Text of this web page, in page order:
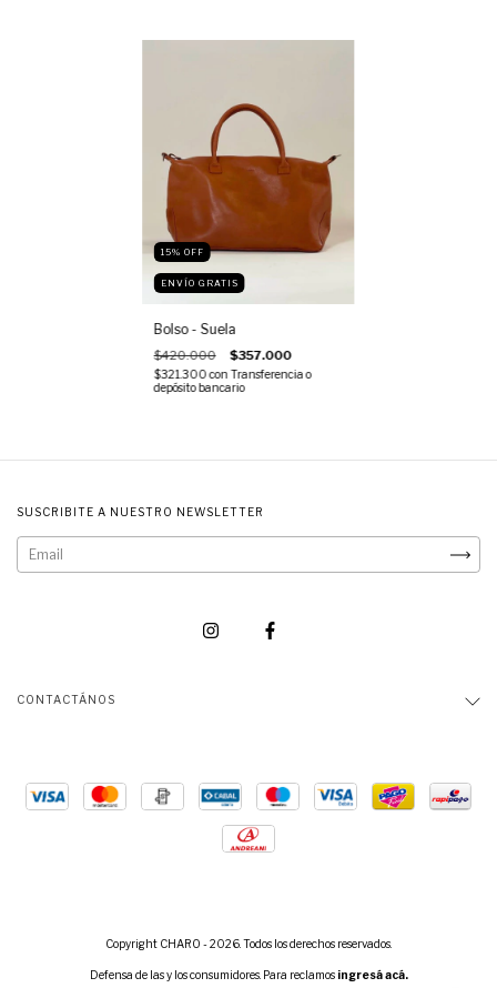
15% OFF
ENVÍO GRATIS
Bolso - Suela
$420.000 $357.000
$321.300con Transferencia o
depósito bancario
SUSCRIBITE A NUESTRO NEWSLETTER
CONTACTÁNOS
Copyright CHARO - 2026. Todos los derechos reservados.
Defensa de las y los consumidores. Para reclamos ingresá acá.